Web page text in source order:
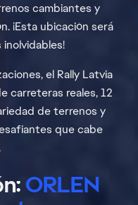
cambiantes y
¡Esta ubicación será
el Rally Latvia
carreteras reales, 12
de terrenos y
que cabe
ORLEN